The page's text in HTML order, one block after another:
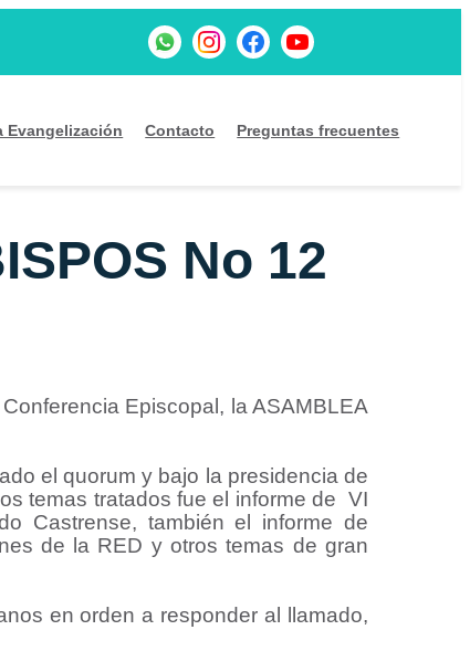
Evangelización Contacto Preguntas frecuentes
No 12
Episcopal, la ASAMBLEA
el quorum y bajo la presidencia de
temas tratados fue el informe de VI
Castrense, también el informe de
de la RED y otros temas de gran
en orden a responder al llamado,